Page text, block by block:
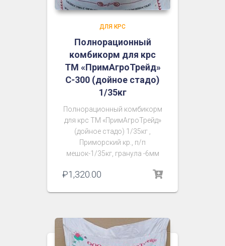
ДЛЯ КРС
Полнорационный
комбикорм для крс
ТМ «ПримАгроТрейд»
С-300 (дойное стадо)
1/35кг
Полнорационный комбикорм
для крс ТМ «ПримАгроТрейд»
(дойное стадо) 1/35кг ,
Приморский кр., п/п
мешок-1/35кг, гранула -6мм
₽1,320.00